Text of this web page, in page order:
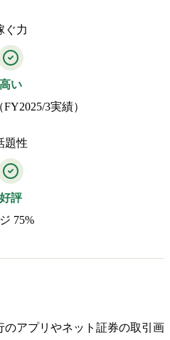
ぐ力
高い
3実績）
題性
好評
75%
アプリやネット証券の取引画